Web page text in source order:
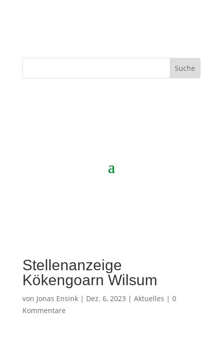
Stellenanzeige
Kökengoarn Wilsum
von Jonas Ensink| Dez. 6, 2023 | Aktuelles | 0
Kommentare